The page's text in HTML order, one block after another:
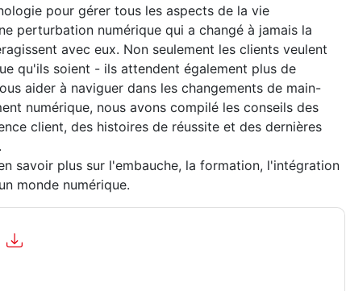
pour gérer tous les aspects de la vie
perturbation numérique qui a changé à jamais la
avec eux. Non seulement les clients veulent
qu'ils soient - ils attendent également plus de
aider à naviguer dans les changements de main-
numérique, nous avons compilé les conseils des
client, des histoires de réussite et des dernières
savoir plus sur l'embauche, la formation, l'intégration
monde numérique.